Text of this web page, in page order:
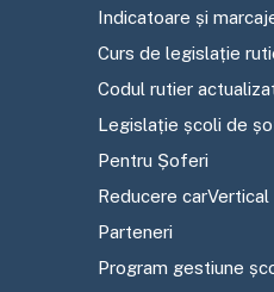
Indicatoare și
Curs de legislație
Codul rutier
Legislație școli de
Pentru Șoferi
Reducere carVertical
Parteneri
Program gestiune